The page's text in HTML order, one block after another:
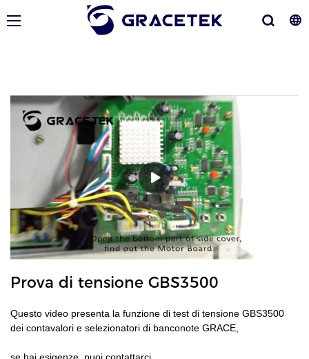
Prova di tensione GBS3500
Questo video presenta la funzione di test di tensione GBS3500
dei contavalori e selezionatori di banconote GRACE,